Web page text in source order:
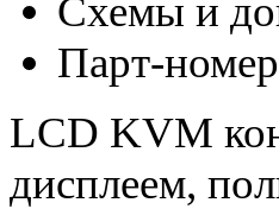
Схемы и
Парт-
LCD KVM
дисплеем,